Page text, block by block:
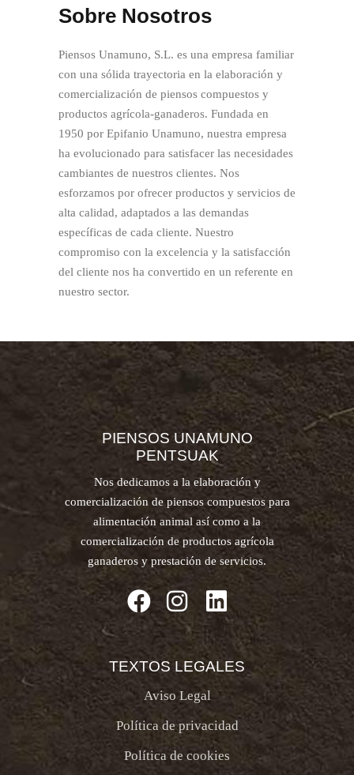
Sobre Nosotros
Piensos Unamuno, S.L. es una empresa familiar
con una sólida trayectoria en la elaboración y
comercialización de piensos compuestos y
productos agrícola-ganaderos. Fundada en
1950 por Epifanio Unamuno, nuestra empresa
ha evolucionado para satisfacer las necesidades
cambiantes de nuestros clientes. Nos
esforzamos por ofrecer productos y servicios de
alta calidad, adaptados a las demandas
específicas de cada cliente. Nuestro
compromiso con la excelencia y la satisfacción
del cliente nos ha convertido en un referente en
nuestro sector.
PIENSOS UNAMUNO
PENTSUAK
Nos dedicamos a la elaboración y
comercialización de piensos compuestos para
alimentación animal así como a la
comercialización de productos agrícola
ganaderos y prestación de servicios.
TEXTOS LEGALES
Aviso Legal
Política de privacidad
Política de cookies